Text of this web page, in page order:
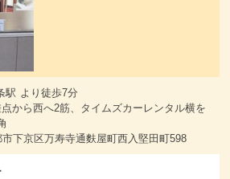
駅 より徒歩7分
から西へ2筋、タイムズカーレンタル横を
下京区万寿寺通麩屋町西入堅田町598